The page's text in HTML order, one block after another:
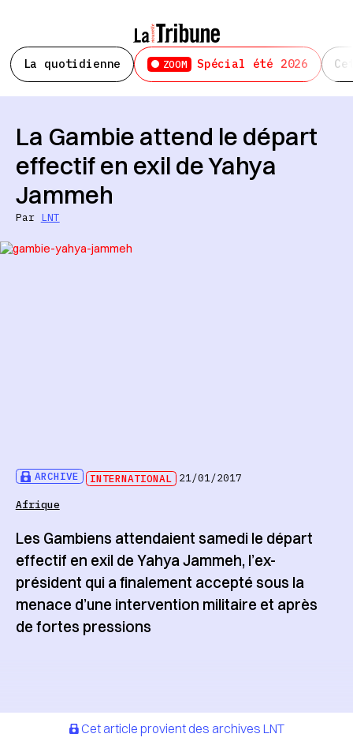
La quotidienne ZOOM Spécial été 2026
ARCHIVE INTERNATIONAL 21/01/2017
Afrique
La Gambie attend le départ
effectif en exil de Yahya
Jammeh
Par LNT
Les Gambiens attendaient samedi le départ
effectif en exil de Yahya Jammeh, l’ex-
président qui a finalement accepté sous la
menace d’une intervention militaire et après
de fortes pressions
Cet article provient des archives LNT